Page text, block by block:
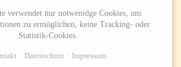
in Abu Dhabi -Nov. 2023 -
Postervortrag
verwendet nur notwenidge Cookies, um
zu ermöglichen, keine Tracking- oder
Statistik-Cookies.
Datenschutz Impressum